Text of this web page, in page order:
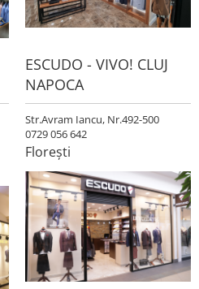
ESCUDO - VIVO! CLUJ
NAPOCA
Str.Avram Iancu, Nr.492-500
0729 056 642
Florești